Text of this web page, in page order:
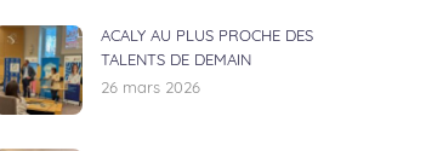
ACALY AU PLUS PROCHE DES
TALENTS DE DEMAIN
26 mars 2026